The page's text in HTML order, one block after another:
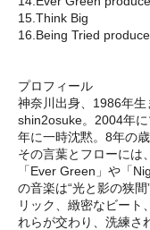
15.Think Big
16.Being Tried
プロフィール
神奈川出身、1986年
shin2osuke。2004年
年に一時沈黙。8年の
その言葉とフローには
「Ever Green」や「
の音楽は“光と影の狭
リック、緻密なビート
れらが交わり、洗練さ